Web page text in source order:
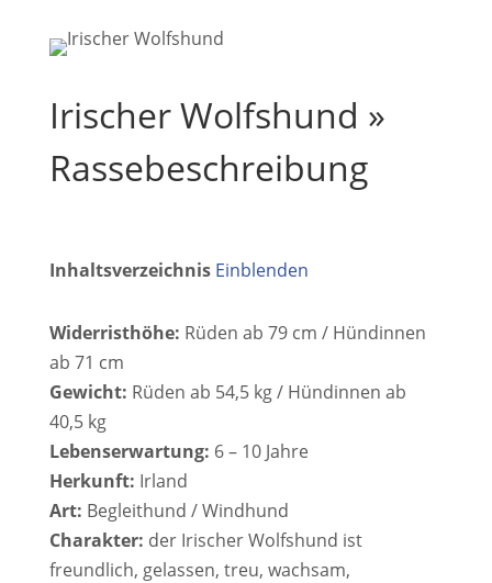
Irischer Wolfshund »
Rassebeschreibung
Inhaltsverzeichnis Einblenden
Widerristhöhe: Rüden ab 79 cm / Hündinnen
ab 71 cm
Gewicht: Rüden ab 54,5 kg / Hündinnen ab
40,5 kg
Lebenserwartung: 6 – 10 Jahre
Herkunft: Irland
Art: Begleithund / Windhund
Charakter: der Irischer Wolfshund ist
freundlich, gelassen, treu, wachsam,